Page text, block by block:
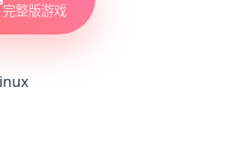
完整版游戏